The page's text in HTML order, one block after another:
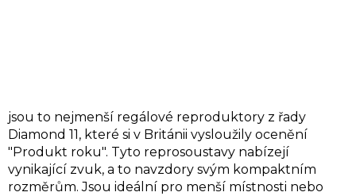
jsou to nejmenší regálové reproduktory z řady
Diamond 11, které si v Británii vysloužily ocenění
"Produkt roku". Tyto reprosoustavy nabízejí
vynikající zvuk, a to navzdory svým kompaktním
rozměrům. Jsou ideální pro menší místnosti nebo